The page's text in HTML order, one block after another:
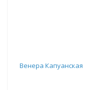
Венера Капуанская